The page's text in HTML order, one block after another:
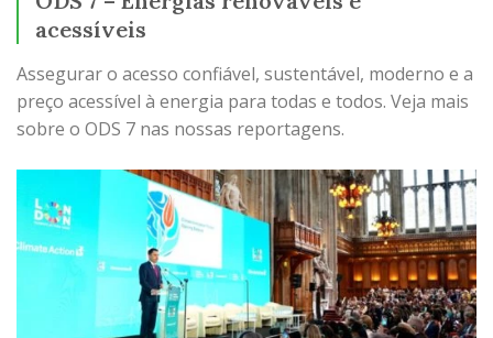
acessíveis
Assegurar o acesso confiável, sustentável, moderno e a
preço acessível à energia para todas e todos. Veja mais
sobre o ODS 7 nas nossas reportagens.